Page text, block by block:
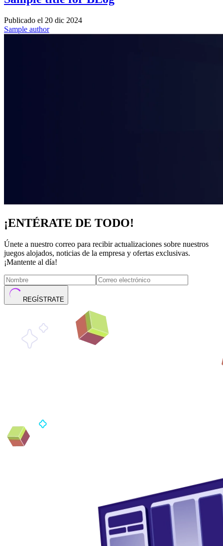
Publicado el 20 dic 2024
Sample author
¡ENTÉRATE DE TODO!
Únete a nuestro correo para recibir actualizaciones sobre nuestros
juegos alojados, noticias de la empresa y ofertas exclusivas.
¡Mantente al día!
REGÍSTRATE